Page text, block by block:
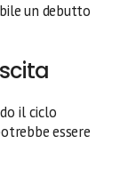
un debutto
il ciclo
essere